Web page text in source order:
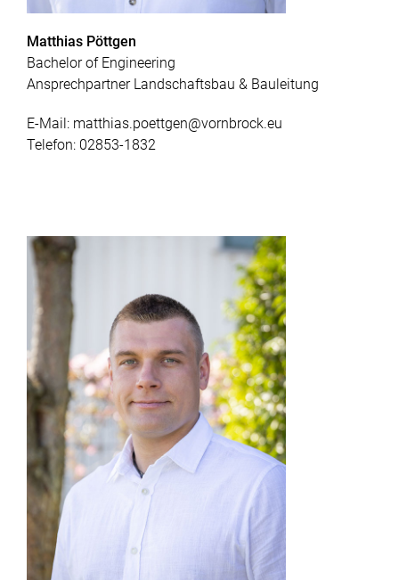
Matthias Pöttgen
Bachelor of Engineering
Ansprechpartner Landschaftsbau & Bauleitung
E-Mail: matthias.poettgen@vornbrock.eu
Telefon: 02853-1832